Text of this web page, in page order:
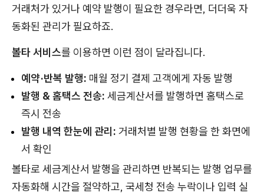
거래처가 있거나 예약 발행이 필요한 경우라면, 더더욱 자
동화된 관리가 필요하죠.
볼타 서비스를 이용하면 이런 점이 달라집니다.
예약·반복 발행: 매월 정기 결제 고객에게 자동 발행
발행 & 홈택스 전송: 세금계산서를 발행하면 홈택스로
즉시 전송
발행 내역 한눈에 관리: 거래처별 발행 현황을 한 화면에
서 확인
볼타로 세금계산서 발행을 관리하면 반복되는 발행 업무를
자동화해 시간을 절약하고, 국세청 전송 누락이나 입력 실